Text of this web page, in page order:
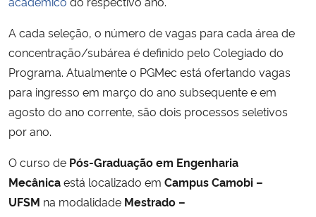
Ministério de Minas e Energia
Ministério da Ciência, Tecnologia, Inovações e Comunicações
Ministério do Turismo
Ministério do Desenvolvimento Regional
A cada seleção, o número de vagas para cada área de
concentração/subárea é definido pelo Colegiado do
Programa. Atualmente o PGMec está ofertando vagas
para ingresso em março do ano subsequente e em
agosto do ano corrente, são dois processos seletivos
por ano.
O curso de Pós-Graduação em Engenharia
Mecânicaestá localizado em Campus Camobi –
UFSM na modalidade Mestrado –